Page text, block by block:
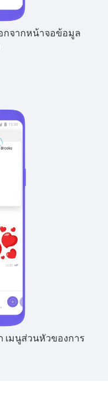
กจากหน้าจอข้อมูล
เมนูส่วนหัวของการ